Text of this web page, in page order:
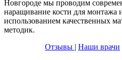
Новгороде мы проводим
наращивание кости для монтажа
использованием качественных
методик.
Отзывы | Наши врачи